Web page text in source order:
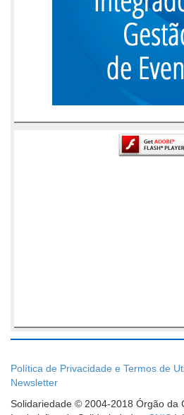
Política de Privacidade e Termos de
Newsletter
Solidariedade © 2004-2018 Órgão da